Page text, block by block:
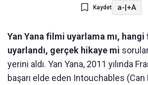
Kaydet a-|+A
Yan Yana filmi uyarlama mı,
uyarlandı, gerçek hikaye mi
yerini aldı. Yan Yana, 2011 yılında
başarı elde eden Intouchables